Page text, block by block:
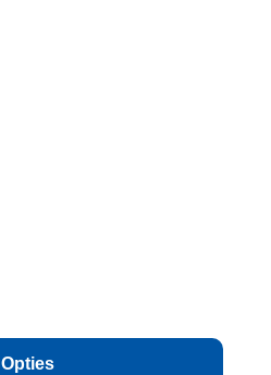
Opties